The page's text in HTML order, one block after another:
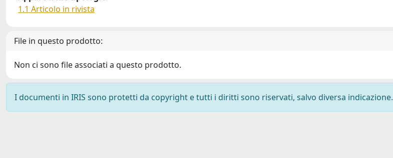
1.1 Articolo in rivista
File in questo prodotto:
Non ci sono file associati a questo prodotto.
I documenti in IRIS sono protetti da copyright e tutti i diritti sono riservati, salvo diversa indicazione.